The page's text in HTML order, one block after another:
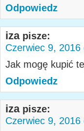
Odpowiedz
iza pisze:
Czerwiec 9, 2016
Jak mogę kupić
Odpowiedz
iza pisze:
Czerwiec 9, 2016